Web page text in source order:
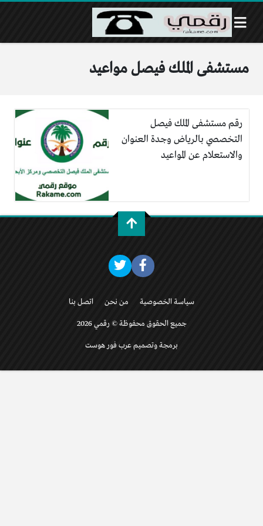
مستشفى الملك فيصل مواعيد
رقم مستشفى الملك فيصل
التخصصي بالرياض وجدة العنوان
والاستعلام عن المواعيد
سياسة الخصوصية من نحن اتصل بنا
جميع الحقوق محفوظة © رقمي 2026
برمجة وتصميم عرب فور هوست